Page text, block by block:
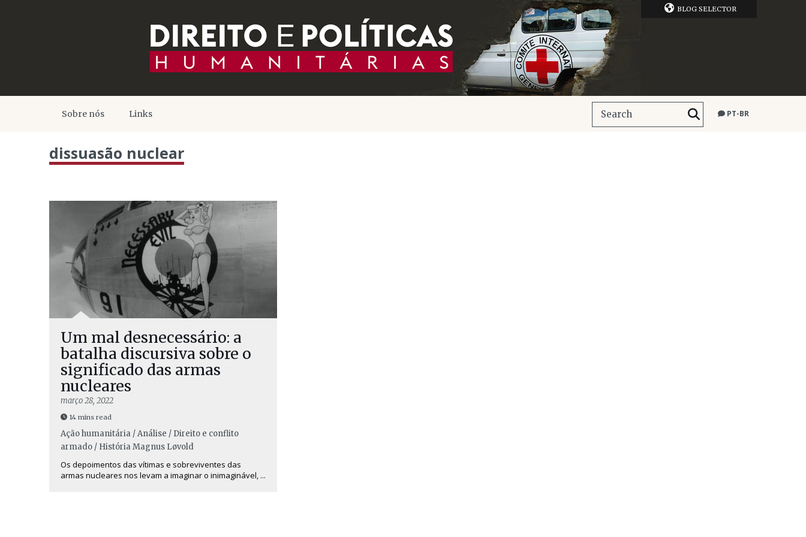
BLOG SELECTOR
Sobre nós Links PT-BR
dissuasão nuclear
Um mal desnecessário: a
batalha discursiva sobre o
significado das armas
nucleares
março 28, 2022
14 mins read
Ação humanitária / Análise / Direito e conflito
armado / HistóriaMagnus Løvold
Os depoimentos das vítimas e sobreviventes das
armas nucleares nos levam a imaginar o inimaginável, ...